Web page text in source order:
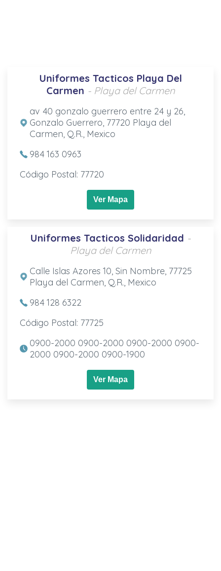
Uniformes Tacticos Playa Del
Carmen - Playa del Carmen
av 40 gonzalo guerrero entre 24 y 26,
Gonzalo Guerrero, 77720 Playa del
Carmen, Q.R., Mexico
984 163 0963
Código Postal: 77720
Ver Mapa
Uniformes Tacticos Solidaridad -
Playa del Carmen
Calle Islas Azores 10, Sin Nombre, 77725
Playa del Carmen, Q.R., Mexico
984 128 6322
Código Postal: 77725
0900-2000 0900-2000 0900-2000 0900-
2000 0900-2000 0900-1900
Ver Mapa